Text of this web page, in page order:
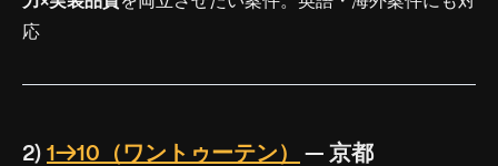
応
2) 1→10（ワントゥーテン） — 京都